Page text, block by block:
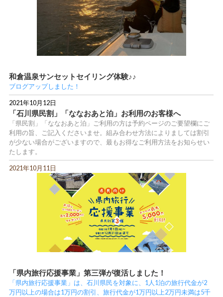
和倉温泉サンセットセイリング体験♪♪
ブログアップしました！
2021年10月12日
「石川県民割」「ななおあと泊」お利用のお客様へ
「県民割」「ななおあと泊」ご利用の方は予約ページのご要望欄にご
利用の旨、ご記入くださいませ。組み合わせ方法によりましては割引
が少ない場合がございますので、最もお得なご利用方法をお知らせい
たします。
2021年10月11日
「県内旅行応援事業」第三弾が復活しました！
「県内旅行応援事業」は、石川県民を対象に、1人1泊の旅行代金が2
万円以上の場合は1万円の割引、旅行代金が1万円以上2万円未満は5千